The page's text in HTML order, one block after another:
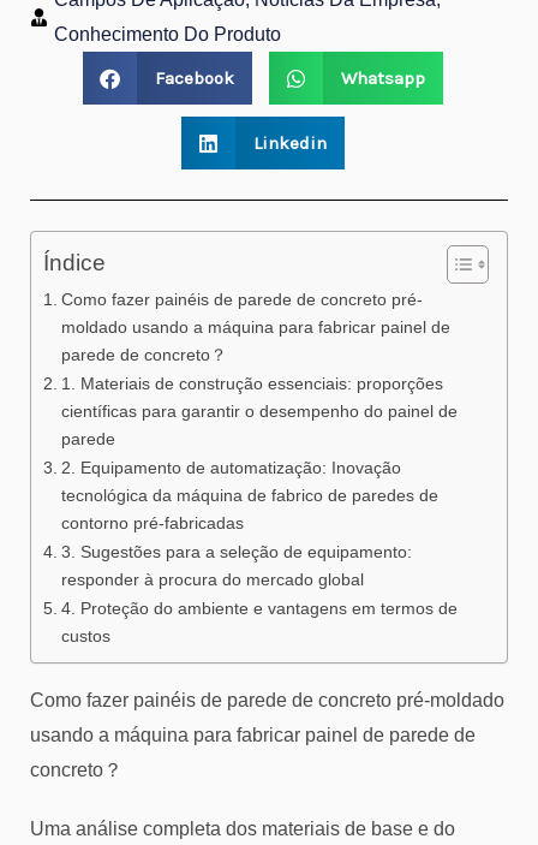
Conhecimento Do Produto
Facebook Whatsapp
Linkedin
Índice
Como fazer painéis de parede de concreto pré-
moldado usando a máquina para fabricar painel de
parede de concreto？
1. Materiais de construção essenciais: proporções
científicas para garantir o desempenho do painel de
parede
2. Equipamento de automatização: Inovação
tecnológica da máquina de fabrico de paredes de
contorno pré-fabricadas
3. Sugestões para a seleção de equipamento:
responder à procura do mercado global
4. Proteção do ambiente e vantagens em termos de
custos
Como fazer painéis de parede de concreto pré-moldado
usando a máquina para fabricar painel de parede de
concreto？
Uma análise completa dos materiais de base e do